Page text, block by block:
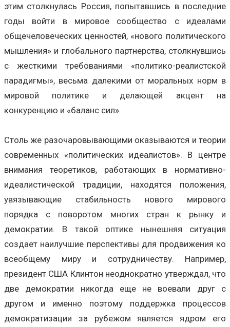
этим столкнулась Россия, попытавшись в последние
годы войти в мировое сообщество с идеалами
общечеловеческих ценностей, «нового политического
мышления» и глобального партнерства, столкнувшись
с жесткими требованиями «политико-реалистской
парадигмы», весьма далекими от моральных норм в
мировой политике и делающей акцент на
конкуренцию и «баланс сил».
Столь же разочаровывающими оказываются и теории
современных «политических идеалистов». В центре
внимания теоретиков, работающих в нормативно-
идеалистической традиции, находятся положения,
увязывающие стабильность нового мирового
порядка с поворотом многих стран к рынку и
демократии. В такой оптике нынешняя ситуация
создает наилучшие перспективы для продвижения ко
всеобщему миру и сотрудничеству. Например,
президент США Клинтон неоднократно утверждал, что
две демократии никогда еще не воевали друг с
другом и именно поэтому поддержка процессов
демократизации за рубежом является ядром его